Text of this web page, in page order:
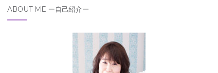
ABOUT ME ー自己紹介ー